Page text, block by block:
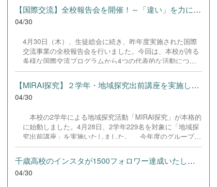
【国際交流】全校報告会を開催！～「違い」を力に変え、世界へ踏...
04/30
4月30日（木）、生徒総会に続き、昨年度実施された国際
交流事業の全校報告会を行いました。今回は、本校が誇る
多様な国際交流プログラムから4つの代表的な活動につい
て、参加生徒たちが全校生徒に向けてその成果を共有しま
した。 発表されたのは、姉妹校である韓国空港高校とのオ
ンライン交流、台湾の鳳高級中学との絆を深めた交流事
業、「アジア高校生架け橋プロジェクト」への参加報告、
学生、ジャズミンさんによる活動報告です。 どの発表も、
単なる活動内容の紹介に留まらず、「交流を通じて自分の
価値観がどう変化したか」という深い内面の成長に触れる
ものでした。特にアジア架け橋プロジェクトに参加した山
田愛莉さんは、「国際教養科だけでなく、普通科や国際流
通科の生徒も、全員にチャンスがあるのが千歳高校の国際
交流です！」と力強く語り、学科の枠を超えて挑戦するこ
【MIRAI探究】２学年・地域探究出前講座を実施しました
04/30
本校の2学年による地域探究活動「MIRAI探究」が本格的
に始動しました。4月28日、2学年229名を対象に「地域探
究出前講座」を実施いたしました。 今年度のグループ探
究では、本市にとって大きな節目となる「千歳市空港開港
100年&times;〇〇」を共通テーマとして掲げています。講
師には、株式会社コエルワの皆様、および千歳市役所の空
港開港100年記念担当の方々をお迎えしました。 講座の
千歳高校のインスタが1500フォロワー達成いたしました。
04/30